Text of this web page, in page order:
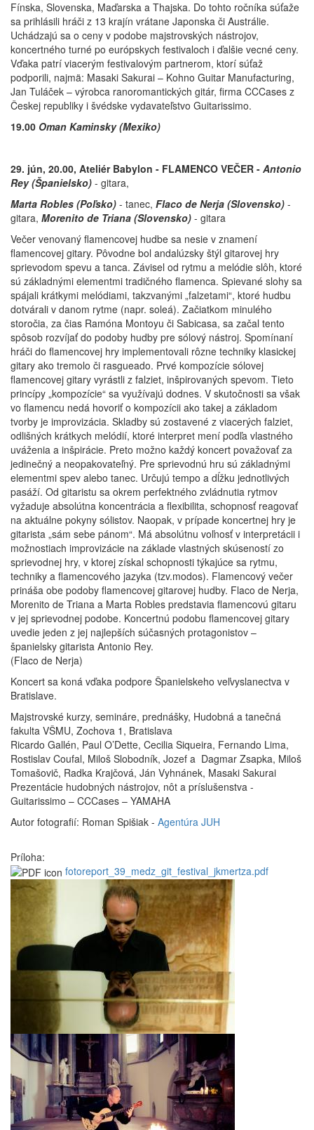
Fínska, Slovenska, Maďarska a Thajska. Do tohto ročníka súťaže
sa prihlásili hráči z 13 krajín vrátane Japonska či Austrálie.
Uchádzajú sa o ceny v podobe majstrovských nástrojov,
koncertného turné po európskych festivaloch i ďalšie vecné ceny.
Vďaka patrí viacerým festivalovým partnerom, ktorí súťaž
podporili, najmä: Masaki Sakurai – Kohno Guitar Manufacturing,
Jan Tuláček – výrobca ranoromantických gitár, firma CCCases z
Českej republiky i švédske vydavateľstvo Guitarissimo.
19.00 Oman Kaminsky (Mexiko)
29. jún, 20.00, Ateliér Babylon - FLAMENCO VEČER - Antonio
Rey (Španielsko) - gitara,
Marta Robles (Poľsko) - tanec, Flaco de Nerja (Slovensko) -
gitara, Morenito de Triana (Slovensko) - gitara
Večer venovaný flamencovej hudbe sa nesie v znamení
flamencovej gitary. Pôvodne bol andalúzsky štýl gitarovej hry
sprievodom spevu a tanca. Závisel od rytmu a melódie slôh, ktoré
sú základnými elementmi tradičného flamenca. Spievané slohy sa
spájali krátkymi melódiami, takzvanými „falzetami“, ktoré hudbu
dotvárali v danom rytme (napr. soleá). Začiatkom minulého
storočia, za čias Ramóna Montoyu či Sabicasa, sa začal tento
spôsob rozvíjať do podoby hudby pre sólový nástroj. Spomínaní
hráči do flamencovej hry implementovali rôzne techniky klasickej
gitary ako tremolo či rasgueado. Prvé kompozície sólovej
flamencovej gitary vyrástli z falziet, inšpirovaných spevom. Tieto
princípy „kompozície“ sa využívajú dodnes. V skutočnosti sa však
vo flamencu nedá hovoriť o kompozícii ako takej a základom
tvorby je improvizácia. Skladby sú zostavené z viacerých falziet,
odlišných krátkych melódií, ktoré interpret mení podľa vlastného
uváženia a inšpirácie. Preto možno každý koncert považovať za
jedinečný a neopakovateľný. Pre sprievodnú hru sú základnými
elementmi spev alebo tanec. Určujú tempo a dĺžku jednotlivých
pasáží. Od gitaristu sa okrem perfektného zvládnutia rytmov
vyžaduje absolútna koncentrácia a flexibilita, schopnosť reagovať
na aktuálne pokyny sólistov. Naopak, v prípade koncertnej hry je
gitarista „sám sebe pánom“. Má absolútnu voľnosť v interpretácii i
možnostiach improvizácie na základe vlastných skúseností zo
sprievodnej hry, v ktorej získal schopnosti týkajúce sa rytmu,
techniky a flamencového jazyka (tzv.modos). Flamencový večer
prináša obe podoby flamencovej gitarovej hudby. Flaco de Nerja,
Morenito de Triana a Marta Robles predstavia flamencovú gitaru
v jej sprievodnej podobe. Koncertnú podobu flamencovej gitary
uvedie jeden z jej najlepších súčasných protagonistov –
španielsky gitarista Antonio Rey.
(Flaco de Nerja)
Koncert sa koná vďaka podpore Španielskeho veľvyslanectva v
Bratislave.
Majstrovské kurzy, semináre, prednášky, Hudobná a tanečná
fakulta VŠMU, Zochova 1, Bratislava
Ricardo Gallén, Paul O’Dette, Cecilia Siqueira, Fernando Lima,
Rostislav Coufal, Miloš Slobodník, Jozef a Dagmar Zsapka, Miloš
Tomašovič, Radka Krajčová, Ján Vyhnánek, Masaki Sakurai
Prezentácie hudobných nástrojov, nôt a príslušenstva -
Guitarissimo – CCCases – YAMAHA
Autor fotografií: Roman Spišiak - Agentúra JUH
Príloha:
fotoreport_39_medz_git_festival_jkmertza.pdf